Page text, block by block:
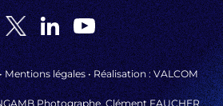
Mentions légales• Réalisation :VALCOM
Photographe, Clément FAUCHER